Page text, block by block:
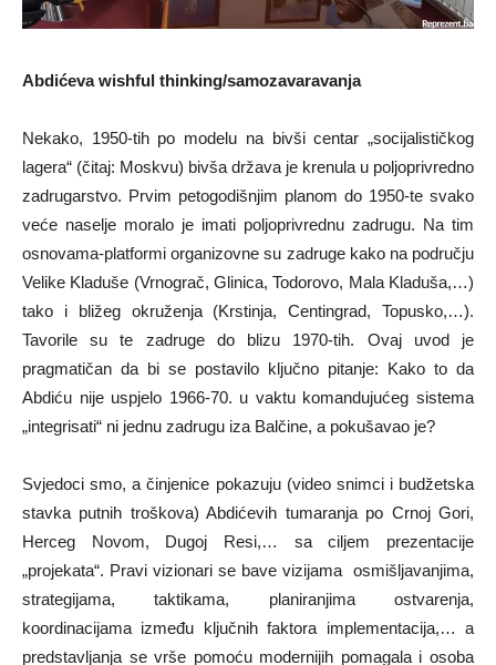
Abdićeva wishful thinking/samozavaravanja
Nekako, 1950-tih po modelu na bivši centar „socijalističkog
lagera“ (čitaj: Moskvu) bivša država je krenula u poljoprivredno
zadrugarstvo. Prvim petogodišnjim planom do 1950-te svako
veće naselje moralo je imati poljoprivrednu zadrugu. Na tim
osnovama-platformi organizovne su zadruge kako na području
Velike Kladuše (Vrnograč, Glinica, Todorovo, Mala Kladuša,…)
tako i bližeg okruženja (Krstinja, Centingrad, Topusko,…).
Tavorile su te zadruge do blizu 1970-tih. Ovaj uvod je
pragmatičan da bi se postavilo ključno pitanje: Kako to da
Abdiću nije uspjelo 1966-70. u vaktu komandujućeg sistema
„integrisati“ ni jednu zadrugu iza Balčine, a pokušavao je?
Svjedoci smo, a činjenice pokazuju (video snimci i budžetska
stavka putnih troškova) Abdićevih tumaranja po Crnoj Gori,
Herceg Novom, Dugoj Resi,… sa ciljem prezentacije
„projekata“. Pravi vizionari se bave vizijama osmišljavanjima,
strategijama, taktikama, planiranjima ostvarenja,
koordinacijama između ključnih faktora implementacija,… a
predstavljanja se vrše pomoću modernijih pomagala i osoba